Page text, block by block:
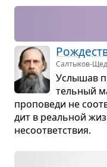
Салтыков-
Услы­шав
тель­ный
про­по­веди не
дит в реаль­ной
несо­от­вет­ствия.